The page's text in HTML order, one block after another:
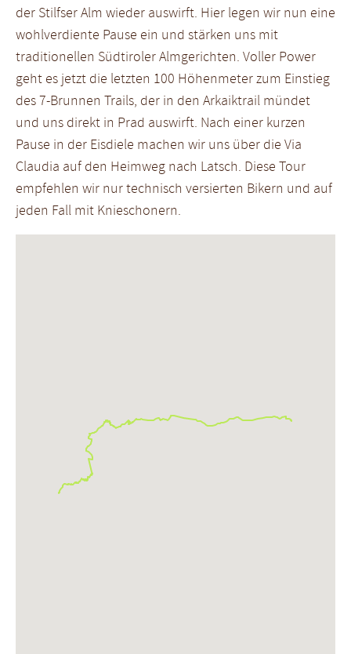
der Stilfser Alm wieder auswirft. Hier legen wir nun eine
wohlverdiente Pause ein und stärken uns mit
traditionellen Südtiroler Almgerichten. Voller Power
geht es jetzt die letzten 100 Höhenmeter zum Einstieg
des 7-Brunnen Trails, der in den Arkaiktrail mündet
und uns direkt in Prad auswirft. Nach einer kurzen
Pause in der Eisdiele machen wir uns über die Via
Claudia auf den Heimweg nach Latsch. Diese Tour
empfehlen wir nur technisch versierten Bikern und auf
jeden Fall mit Knieschonern.